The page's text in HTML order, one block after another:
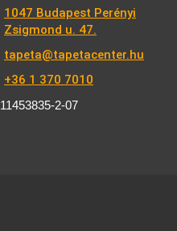
1047 Budapest Perényi
Zsigmond u. 47.
tapeta@tapetacenter.hu
+36 1 370 7010
11453835-2-07